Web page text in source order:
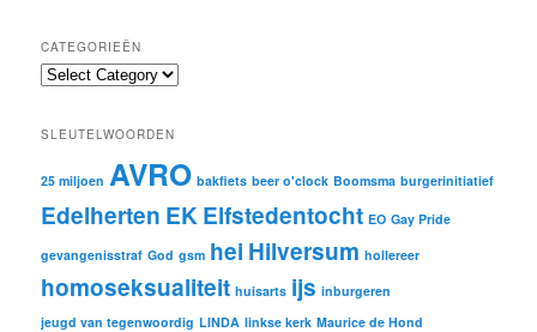
CATEGORIEËN
C
e
o
r
e
ë
n
SLEUTELWOORDEN
25 miljoen AVRO bakfiets beer o'clock Boomsma burgerinitiatief
Edelherten EKElfstedentocht EO Gay Pride
gevangenisstraf God gsm hei Hilversum hollereer
homoseksualiteit huisarts ijs inburgeren
jeugd van tegenwoordig LINDA linkse kerk Maurice de Hond